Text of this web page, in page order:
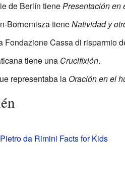
de Berlín tienePresentación en
Bornemisza tieneNatividad y
Fondazione Cassa di risparmio
tiene una Crucifixión.
representaba la Oración en el
Pietro da Rimini Facts for Kids